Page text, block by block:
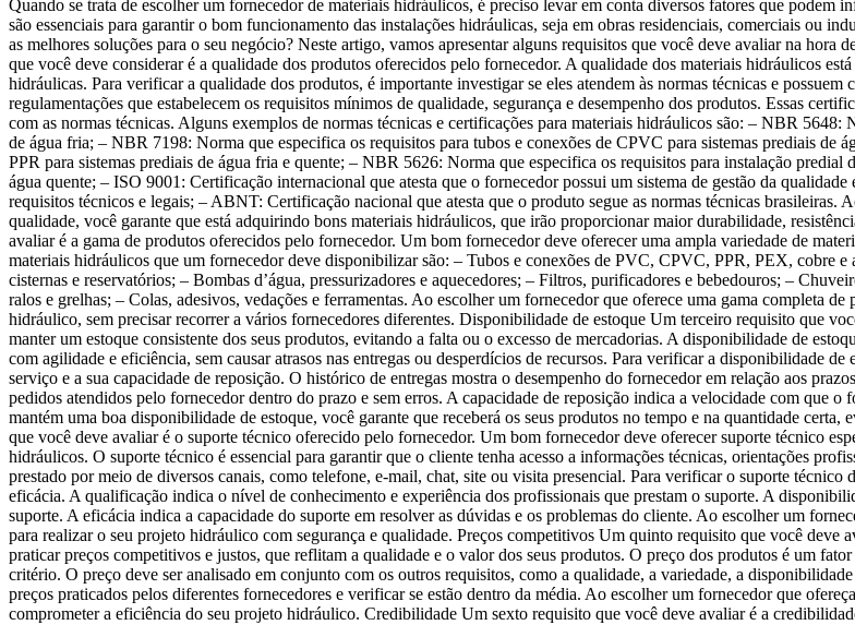
Quando se trata de escolher um fornecedor de materiais hidráulicos, é preciso levar em conta diversos fatores que
são essenciais para garantir o bom funcionamento das instalações hidráulicas, seja em obras residenciais, comerciais ou
as melhores soluções para o seu negócio? Neste artigo, vamos apresentar alguns requisitos que você deve avaliar na
que você deve considerar é a qualidade dos produtos oferecidos pelo fornecedor. A qualidade dos materiais hidráulicos
hidráulicas. Para verificar a qualidade dos produtos, é importante investigar se eles atendem às normas técnicas e
regulamentações que estabelecem os requisitos mínimos de qualidade, segurança e desempenho dos produtos. Essas
com as normas técnicas. Alguns exemplos de normas técnicas e certificações para materiais hidráulicos são: – NBR
de água fria; – NBR 7198: Norma que especifica os requisitos para tubos e conexões de CPVC para sistemas prediais de
PPR para sistemas prediais de água fria e quente; – NBR 5626: Norma que especifica os requisitos para instalação
água quente; – ISO 9001: Certificação internacional que atesta que o fornecedor possui um sistema de gestão da
requisitos técnicos e legais; – ABNT: Certificação nacional que atesta que o produto segue as normas técnicas brasileiras.
qualidade, você garante que está adquirindo bons materiais hidráulicos, que irão proporcionar maior durabilidade,
avaliar é a gama de produtos oferecidos pelo fornecedor. Um bom fornecedor deve oferecer uma ampla variedade de
materiais hidráulicos que um fornecedor deve disponibilizar são: – Tubos e conexões de PVC, CPVC, PPR, PEX, cobre
cisternas e reservatórios; – Bombas d’água, pressurizadores e aquecedores; – Filtros, purificadores e bebedouros; –
ralos e grelhas; – Colas, adesivos, vedações e ferramentas. Ao escolher um fornecedor que oferece uma gama completa
hidráulico, sem precisar recorrer a vários fornecedores diferentes. Disponibilidade de estoque Um terceiro requisito que
manter um estoque consistente dos seus produtos, evitando a falta ou o excesso de mercadorias. A disponibilidade de
com agilidade e eficiência, sem causar atrasos nas entregas ou desperdícios de recursos. Para verificar a disponibilidade
serviço e a sua capacidade de reposição. O histórico de entregas mostra o desempenho do fornecedor em relação aos
pedidos atendidos pelo fornecedor dentro do prazo e sem erros. A capacidade de reposição indica a velocidade com que
mantém uma boa disponibilidade de estoque, você garante que receberá os seus produtos no tempo e na quantidade
que você deve avaliar é o suporte técnico oferecido pelo fornecedor. Um bom fornecedor deve oferecer suporte técnico
hidráulicos. O suporte técnico é essencial para garantir que o cliente tenha acesso a informações técnicas, orientações
prestado por meio de diversos canais, como telefone, e-mail, chat, site ou visita presencial. Para verificar o suporte
eficácia. A qualificação indica o nível de conhecimento e experiência dos profissionais que prestam o suporte. A
suporte. A eficácia indica a capacidade do suporte em resolver as dúvidas e os problemas do cliente. Ao escolher um
para realizar o seu projeto hidráulico com segurança e qualidade. Preços competitivos Um quinto requisito que você
praticar preços competitivos e justos, que reflitam a qualidade e o valor dos seus produtos. O preço dos produtos é um
critério. O preço deve ser analisado em conjunto com os outros requisitos, como a qualidade, a variedade, a
preços praticados pelos diferentes fornecedores e verificar se estão dentro da média. Ao escolher um fornecedor que
comprometer a eficiência do seu projeto hidráulico. Credibilidade Um sexto requisito que você deve avaliar é a